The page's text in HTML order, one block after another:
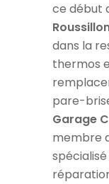
ce début
dans la
thermos
pare-
Garage
membre